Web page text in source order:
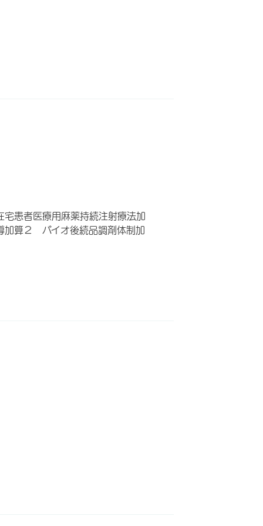
患者医療用麻薬持続注射療法加
算２ バイオ後続品調剤体制加